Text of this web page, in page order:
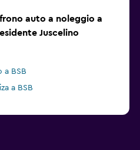
auto a noleggio a
Juscelino
a BSB
a BSB